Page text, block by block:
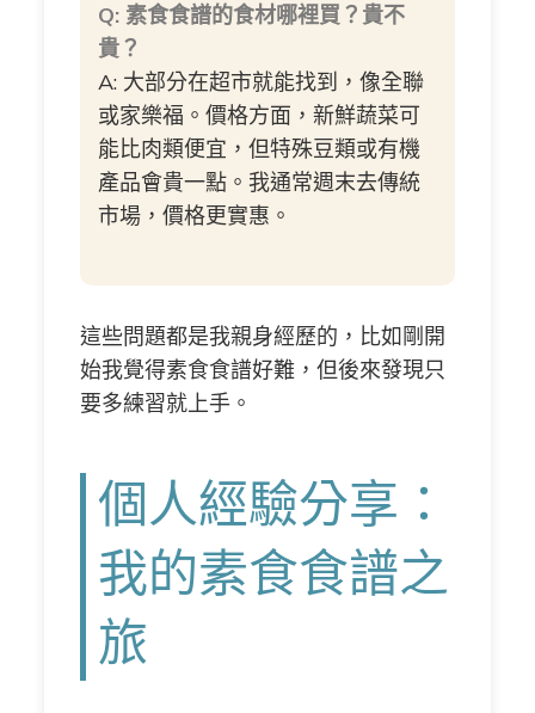
Q: 素食食譜的食材哪裡買？貴不
貴？
A: 大部分在超市就能找到，像全聯
或家樂福。價格方面，新鮮蔬菜可
能比肉類便宜，但特殊豆類或有機
產品會貴一點。我通常週末去傳統
市場，價格更實惠。
這些問題都是我親身經歷的，比如剛開
始我覺得素食食譜好難，但後來發現只
要多練習就上手。
個人經驗分享：
我的素食食譜之
旅